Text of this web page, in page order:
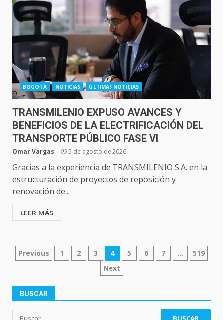
BOGOTÁ NOTICIAS ÚLTIMAS NOTICIAS
TRANSMILENIO EXPUSO AVANCES Y
BENEFICIOS DE LA ELECTRIFICACIÓN DEL
TRANSPORTE PÚBLICO FASE VI
Omar Vargas 5 de agosto de 2026
Gracias a la experiencia de TRANSMILENIO S.A. en la
estructuración de proyectos de reposición y
renovación de...
LEER MÁS
NAVEGACIÓN
DE
Previous 1 2 3 4 5 6 7 …
519
Next
BUSCAR
Buscar: